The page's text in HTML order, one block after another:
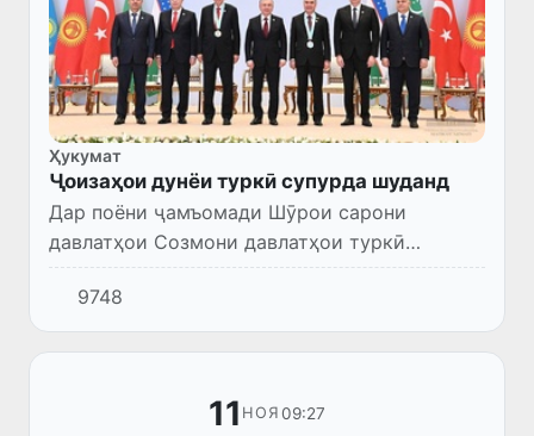
Ҳукумат
Ҷоизаҳои дунёи туркӣ супурда шуданд
Дар поёни ҷамъомади Шӯрои сарони
давлатҳои Созмони давлатҳои туркӣ
маросими супурдани ҷоизаҳо, ки Созмон
таъсис додааст, баргузор шуд.
9748
11 НОЯ 09:27